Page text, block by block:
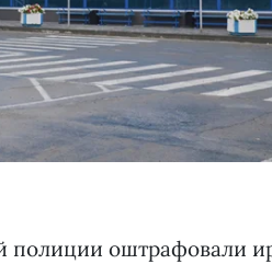
полиции оштрафовали